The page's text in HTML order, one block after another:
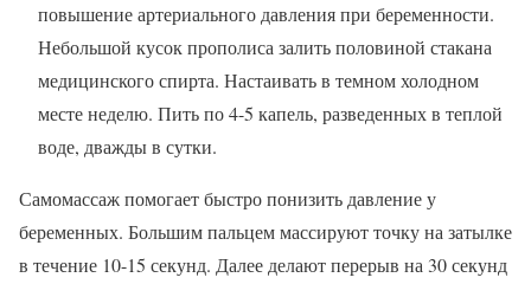
повышение артериального давления при беременности.
Небольшой кусок прополиса залить половиной стакана
медицинского спирта. Настаивать в темном холодном
месте неделю. Пить по 4-5 капель, разведенных в теплой
воде, дважды в сутки.
Самомассаж помогает быстро понизить давление у
беременных. Большим пальцем массируют точку на затылке
в течение 10-15 секунд. Далее делают перерыв на 30 секунд